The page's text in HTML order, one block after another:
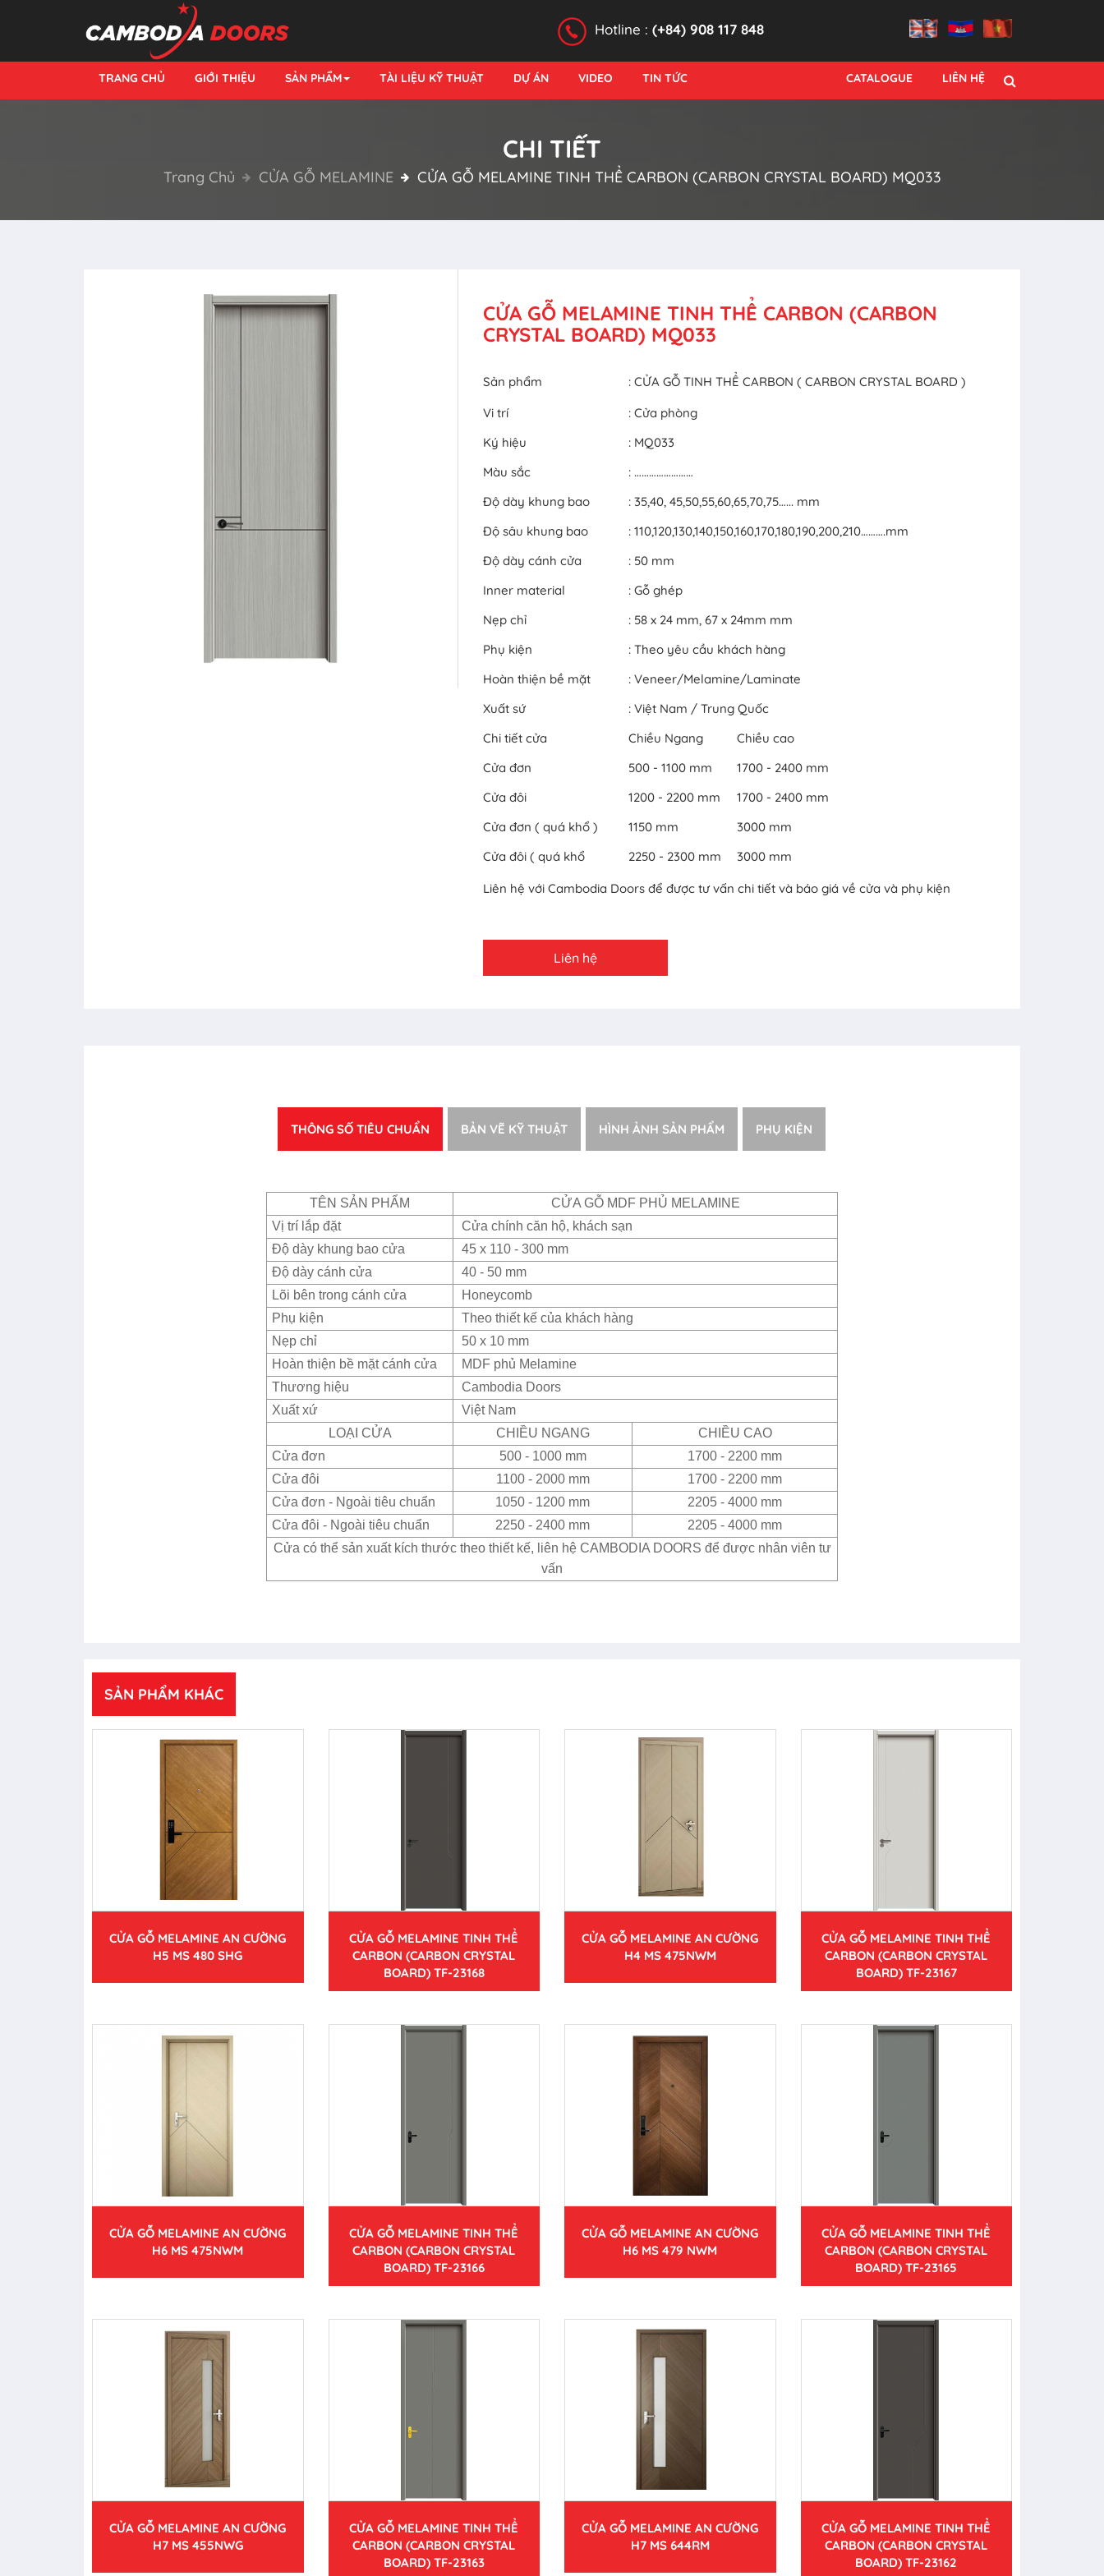
Hotline : (+84) 908 117 848
TRANG CHỦ GIỚI THIỆU SẢN PHẨM TÀI LIỆU KỸ THUẬT DỰ ÁN VIDEO TIN TỨC CATALOGUE LIÊN HỆ
CHI TIẾT
Trang Chủ CỬA GỖ MELAMINE CỬA GỖ MELAMINE TINH THỂ CARBON (CARBON CRYSTAL BOARD) MQ033
CỬA GỖ MELAMINE TINH THỂ CARBON (CARBON
CRYSTAL BOARD) MQ033
Sản phẩm
: CỬA GỖ TINH THỂ CARBON ( CARBON CRYSTAL BOARD )
Vi trí
: Cửa phòng
Ký hiệu
: MQ033
Màu sắc
: ……………………
Độ dày khung bao
: 35,40, 45,50,55,60,65,70,75…... mm
Độ sâu khung bao
: 110,120,130,140,150,160,170,180,190,200,210……….mm
Độ dày cánh cửa
: 50 mm
Inner material
: Gỗ ghép
Nẹp chỉ
: 58 x 24 mm, 67 x 24mm mm
Phụ kiện
: Theo yêu cầu khách hàng
Hoàn thiện bề mặt
: Veneer/Melamine/Laminate
Xuất sứ
: Việt Nam / Trung Quốc
Chi tiết cửa
Chiều Ngang
Chiều cao
Cửa đơn
500 - 1100 mm
1700 - 2400 mm
Cửa đôi
1200 - 2200 mm
1700 - 2400 mm
Cửa đơn ( quá khổ )
1150 mm
3000 mm
Cửa đôi ( quá khổ
2250 - 2300 mm 3000 mm
Liên hệ với Cambodia Doors để được tư vấn chi tiết và báo giá về cửa và phụ kiện
Liên hệ
THÔNG SỐ TIÊU CHUẨN BẢN VẼ KỸ THUẬT HÌNH ẢNH SẢN PHẨM PHỤ KIỆN
TÊN SẢN PHẨM
CỬA GỖ MDF PHỦ MELAMINE
Vị trí lắp đặt
Cửa chính căn hộ, khách sạn
Độ dày khung bao cửa
45 x 110 - 300 mm
Độ dày cánh cửa
40 - 50 mm
Lõi bên trong cánh cửa
Honeycomb
Phụ kiện
Theo thiết kế của khách hàng
Nẹp chỉ
50 x 10 mm
Hoàn thiện bề mặt cánh cửa
MDF phủ Melamine
Thương hiệu
Cambodia Doors
Xuất xứ
Việt Nam
LOẠI CỬA
CHIỀU NGANG
CHIỀU CAO
Cửa đơn
500 - 1000 mm
1700 - 2200 mm
Cửa đôi
1100 - 2000 mm
1700 - 2200 mm
Cửa đơn - Ngoài tiêu chuẩn
1050 - 1200 mm
2205 - 4000 mm
Cửa đôi - Ngoài tiêu chuẩn
2250 - 2400 mm
2205 - 4000 mm
Cửa có thể sản xuất kích thước theo thiết kế, liên hệ CAMBODIA DOORS để được nhân viên tư
vấn
SẢN PHẨM KHÁC
CỬA GỖ MELAMINE AN CƯỜNG
H5 MS 480 SHG
CỬA GỖ MELAMINE TINH THỂ
CARBON (CARBON CRYSTAL
BOARD) TF-23168
CỬA GỖ MELAMINE AN CƯỜNG
H4 MS 475NWM
CỬA GỖ MELAMINE TINH THỂ
CARBON (CARBON CRYSTAL
BOARD) TF-23167
CỬA GỖ MELAMINE AN CƯỜNG
H6 MS 475NWM
CỬA GỖ MELAMINE TINH THỂ
CARBON (CARBON CRYSTAL
BOARD) TF-23166
CỬA GỖ MELAMINE AN CƯỜNG
H6 MS 479 NWM
CỬA GỖ MELAMINE TINH THỂ
CARBON (CARBON CRYSTAL
BOARD) TF-23165
CỬA GỖ MELAMINE AN CƯỜNG
H7 MS 455NWG
CỬA GỖ MELAMINE TINH THỂ
CARBON (CARBON CRYSTAL
BOARD) TF-23163
CỬA GỖ MELAMINE AN CƯỜNG
H7 MS 644RM
CỬA GỖ MELAMINE TINH THỂ
CARBON (CARBON CRYSTAL
BOARD) TF-23162